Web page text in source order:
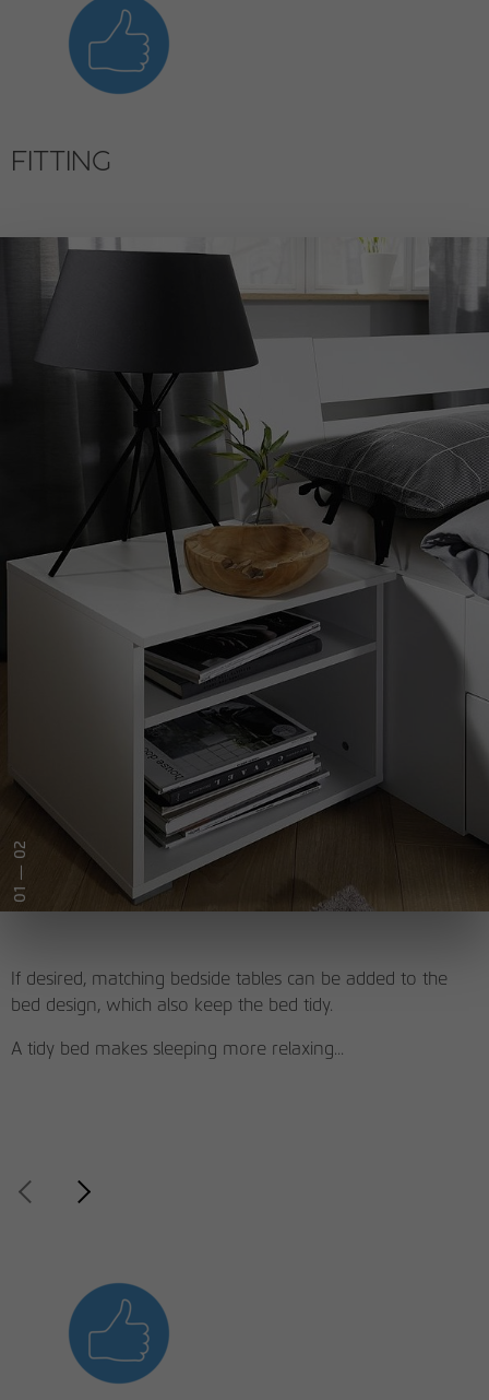
FITTING
01
— 02
If desired, matching bedside tables can be added to the
bed design, which also keep the bed tidy.
A tidy bed makes sleeping more relaxing...